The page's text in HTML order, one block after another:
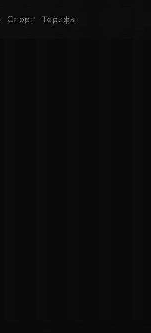
Спорт Тарифы